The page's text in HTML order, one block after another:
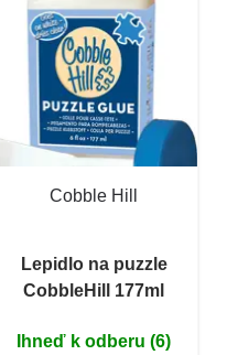
Cobble Hill
Lepidlo na puzzle
CobbleHill 177ml
Ihneď k odberu (6)